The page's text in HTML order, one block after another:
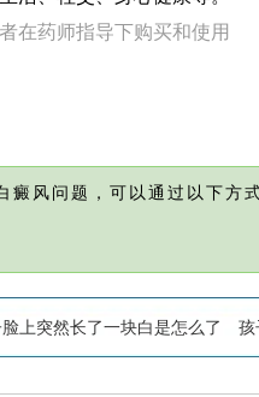
在药师指导下购买和使用
风问题，可以通过以下方
上突然长了一块白是怎么了 孩